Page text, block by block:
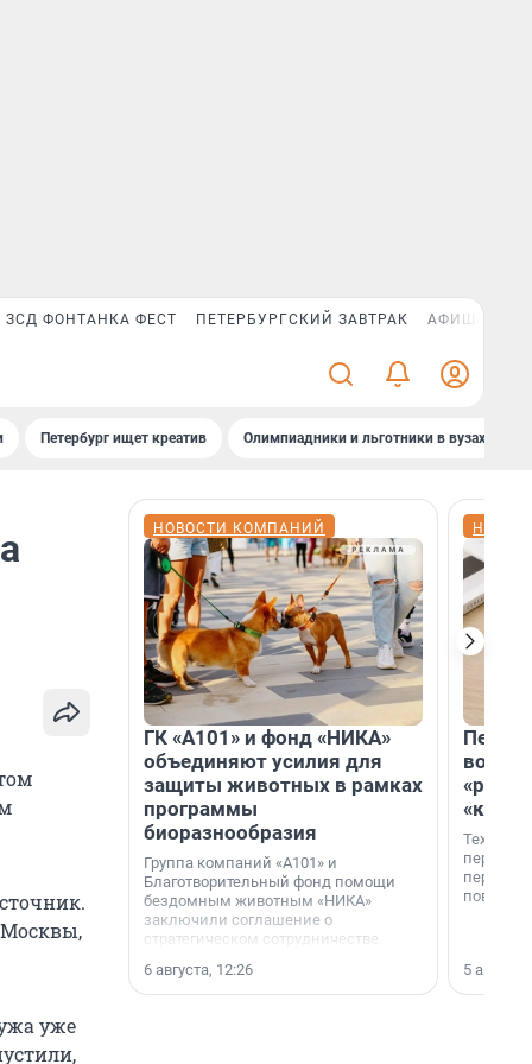
ЗСД ФОНТАНКА ФЕСТ ПЕТЕРБУРГСКИЙ ЗАВТРАК АФИША PLUS
Петербург ищет креатив Олимпиадники и льготники в вузах СПб
уже
НОВОСТИ КОМПАНИЙ
ГК «А101» и фонд «НИКА»
объединяют усилия для
защиты животных в рамках
программы
биоразнообразия
Группа компаний «А101» и
Благотворительный фонд помощи
бездомным животным «НИКА»
заключили соглашение о
стратегическом сотрудничестве.
6 августа, 12:26
5